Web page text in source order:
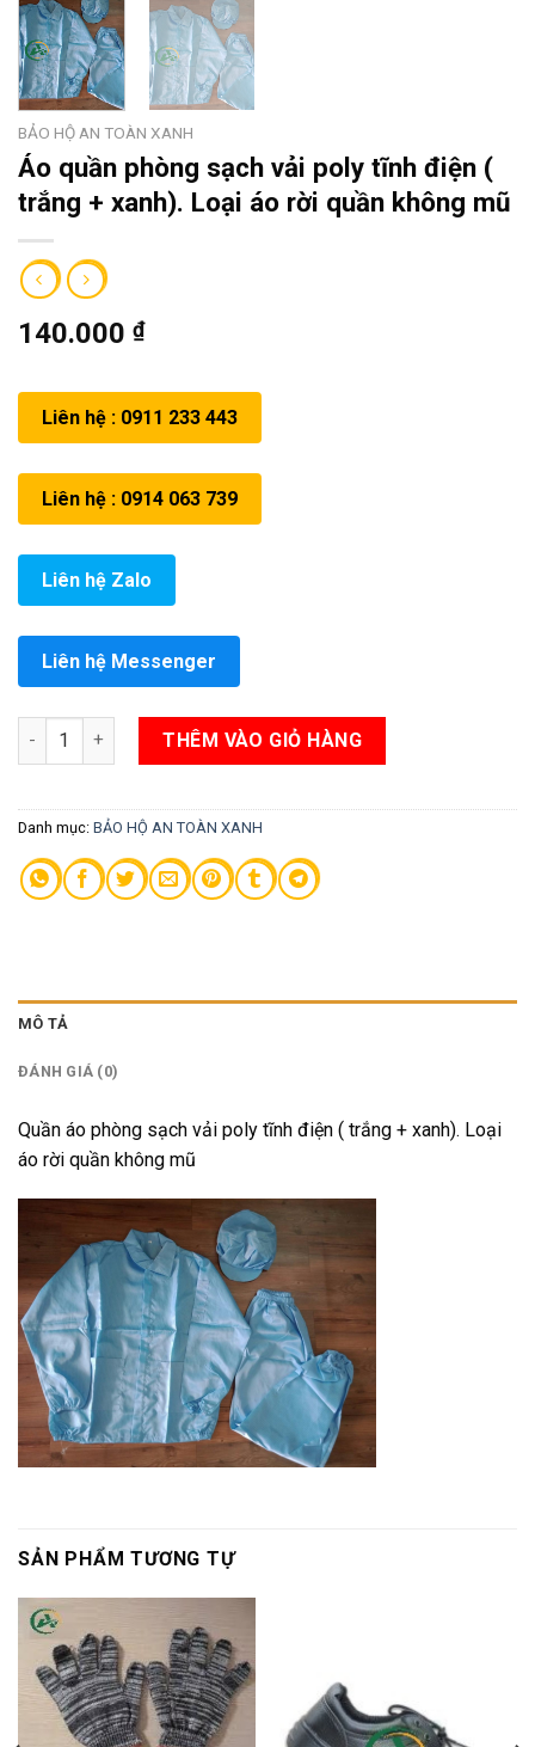
BẢO HỘ AN TOÀN XANH
Áo quần phòng sạch vải poly tĩnh điện (
trắng + xanh). Loại áo rời quần không mũ
140.000 ₫
Liên hệ : 0911 233 443
Liên hệ : 0914 063 739
Liên hệ Zalo
Liên hệ Messenger
Áo quần phòng sạch vải poly tĩnh điện ( trắng + xanh). Loại
THÊM VÀO GIỎ HÀNG
Danh mục: BẢO HỘ AN TOÀN XANH
MÔ TẢ
ĐÁNH GIÁ (0)
Quần áo phòng sạch vải poly tĩnh điện ( trắng + xanh). Loại
áo rời quần không mũ
SẢN PHẨM TƯƠNG TỰ